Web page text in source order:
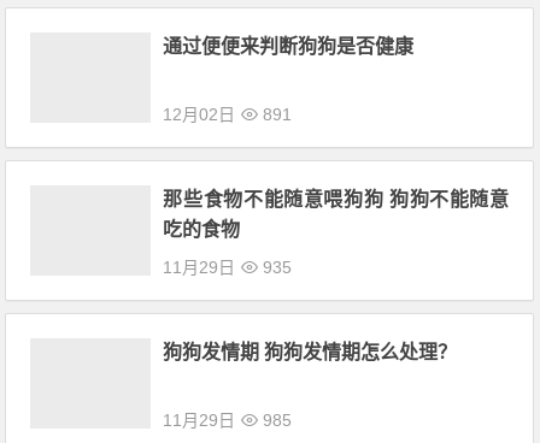
通过便便来判断狗狗是否健康
12月02日 891
那些食物不能随意喂狗狗 狗狗不能随意
吃的食物
11月29日 935
狗狗发情期 狗狗发情期怎么处理？
11月29日 985